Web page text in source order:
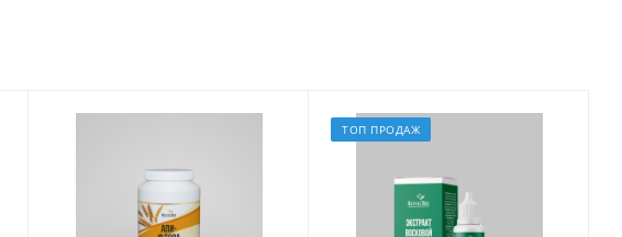
ТОП ПРОДАЖ